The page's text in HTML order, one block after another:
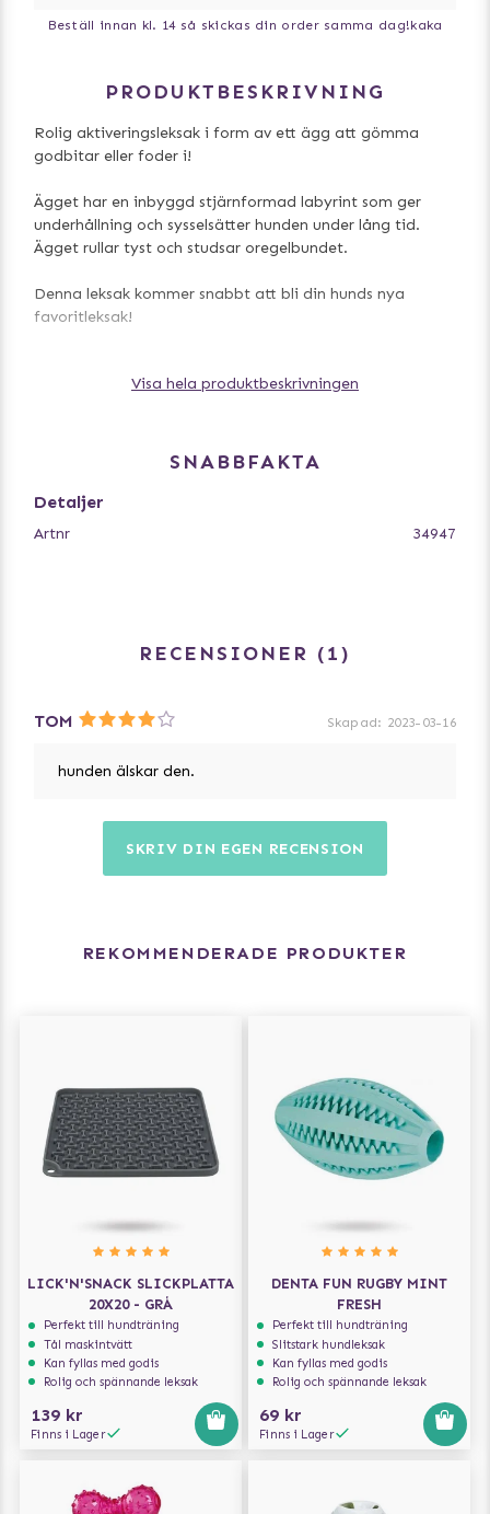
Beställ innan kl. 14 så skickas din order samma dag!kaka
PRODUKTBESKRIVNING
Rolig aktiveringsleksak i form av ett ägg att gömma
godbitar eller foder i!
Ägget har en inbyggd stjärnformad labyrint som ger
underhållning och sysselsätter hunden under lång tid.
Ägget rullar tyst och studsar oregelbundet.
Denna leksak kommer snabbt att bli din hunds nya
favoritleksak!
Visa hela produktbeskrivningen
SNABBFAKTA
Detaljer
Artnr 34947
RECENSIONER 1
TOM Skapad: 2023-03-16
hunden älskar den.
SKRIV DIN EGEN RECENSION
REKOMMENDERADE PRODUKTER
LICK'N'SNACK SLICKPLATTA
20X20 - GRÅ
Perfekt till hundträning
Tål maskintvätt
Kan fyllas med godis
Rolig och spännande leksak
139 kr
Finns i Lager
DENTA FUN RUGBY MINT
FRESH
Perfekt till hundträning
Slitstark hundleksak
Kan fyllas med godis
Rolig och spännande leksak
69 kr
Finns i Lager